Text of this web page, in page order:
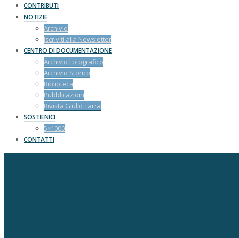
CONTRIBUTI
NOTIZIE
Archivio
Iscriviti alla Newsletter
CENTRO DI DOCUMENTAZIONE
Archivio Fotografico
Archivio Storico
Biblioteca
Pubblicazioni
Rivista Giulio Tarra
SOSTIENICI
5×1000
CONTATTI